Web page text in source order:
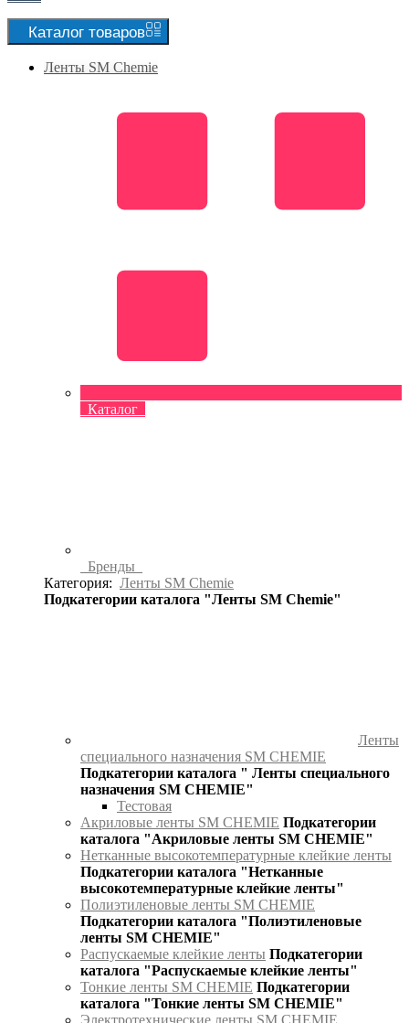
Каталог товаров
Ленты SM Chemie
Каталог
Бренды
Категория: Ленты SM Chemie
Подкатегории каталога "Ленты SM Chemie"
Ленты
специального назначения SM CHEMIE
Подкатегории каталога " Ленты специального
назначения SM CHEMIE"
Тестовая
Акриловые ленты SM CHEMIE Подкатегории
каталога "Акриловые ленты SM CHEMIE"
Нетканные высокотемпературные клейкие ленты
Подкатегории каталога "Нетканные
высокотемпературные клейкие ленты"
Полиэтиленовые ленты SM CHEMIE
Подкатегории каталога "Полиэтиленовые
ленты SM CHEMIE"
Распускаемые клейкие ленты Подкатегории
каталога "Распускаемые клейкие ленты"
Тонкие ленты SM CHEMIE Подкатегории
каталога "Тонкие ленты SM CHEMIE"
Электротехнические ленты SM CHEMIE